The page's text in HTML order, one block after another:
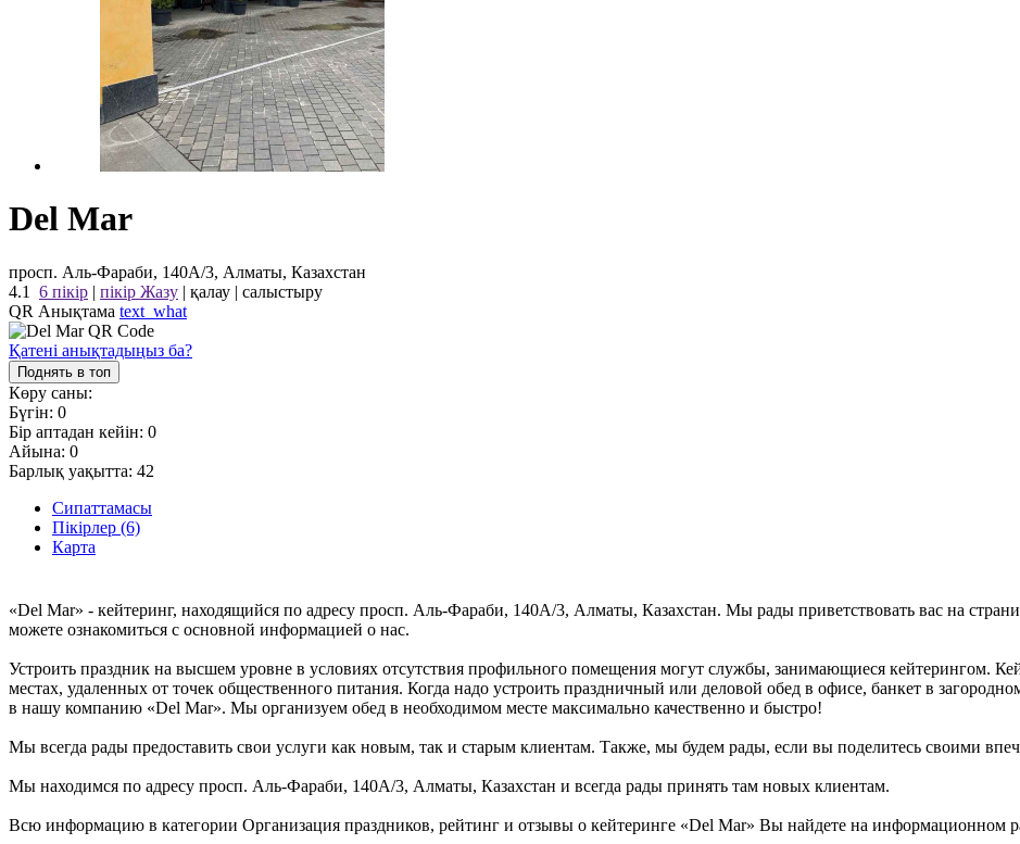
Del Mar
просп. Аль-Фараби, 140А/3, Алматы, Казахстан
4.1
6 пікір | пікір Жазу | қалау | салыстыру
QR Анықтама text_what
Қатені анықтадыңыз ба?
Поднять в топ
Көру саны:
Бүгін: 0
Бір аптадан кейін: 0
Айына: 0
Барлық уақытта: 42
Сипаттамасы
Пікірлер (6)
Карта
«Del Mar» - кейтеринг, находящийся по адресу просп. Аль-Фараби, 140А/3, Алматы, Казахстан. Мы рады приветствовать вас на
можете ознакомиться с основной информацией о нас.
Устроить праздник на высшем уровне в условиях отсутствия профильного помещения могут службы, занимающиеся кейтерингом.
местах, удаленных от точек общественного питания. Когда надо устроить праздничный или деловой обед в офисе, банкет в
в нашу компанию «Del Mar». Мы организуем обед в необходимом месте максимально качественно и быстро!
Мы всегда рады предоставить свои услуги как новым, так и старым клиентам. Также, мы будем рады, если вы поделитесь своими
Мы находимся по адресу просп. Аль-Фараби, 140А/3, Алматы, Казахстан и всегда рады принять там новых клиентам.
Всю информацию в категории Организация праздников, рейтинг и отзывы о кейтеринге «Del Mar» Вы найдете на информационном